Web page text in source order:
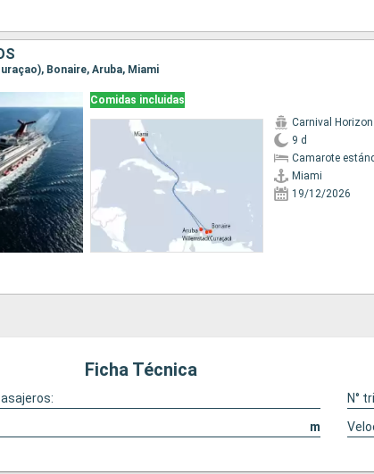
Bonaire, Aruba, Miami
Comidas incluidas
Carnival Horizon
9 d
Camarote
Miami
19/12/2026
Ficha Técnica
N°
m